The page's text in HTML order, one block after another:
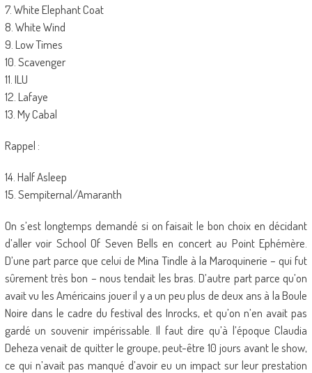
7. White Elephant Coat
8. White Wind
9. Low Times
10. Scavenger
11. ILU
12. Lafaye
13. My Cabal
Rappel :
14. Half Asleep
15. Sempiternal/Amaranth
On s’est longtemps demandé si on faisait le bon choix en décidant
d’aller voir School Of Seven Bells en concert au Point Ephémère.
D’une part parce que celui de Mina Tindle à la Maroquinerie – qui fut
sûrement très bon – nous tendait les bras. D’autre part parce qu’on
avait vu les Américains jouer il y a un peu plus de deux ans à la Boule
Noire dans le cadre du festival des Inrocks, et qu’on n’en avait pas
gardé un souvenir impérissable. Il faut dire qu’à l’époque Claudia
Deheza venait de quitter le groupe, peut-être 10 jours avant le show,
ce qui n’avait pas manqué d’avoir eu un impact sur leur prestation